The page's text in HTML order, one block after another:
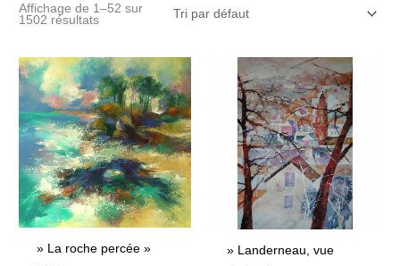
Affichage de 1–52 sur
1502 résultats
» La roche percée »
» Landerneau, vue